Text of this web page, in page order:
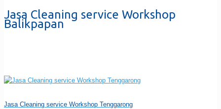
Jasa Cleaning service Workshop
Balikpapan
Jasa Cleaning service Workshop Tenggarong